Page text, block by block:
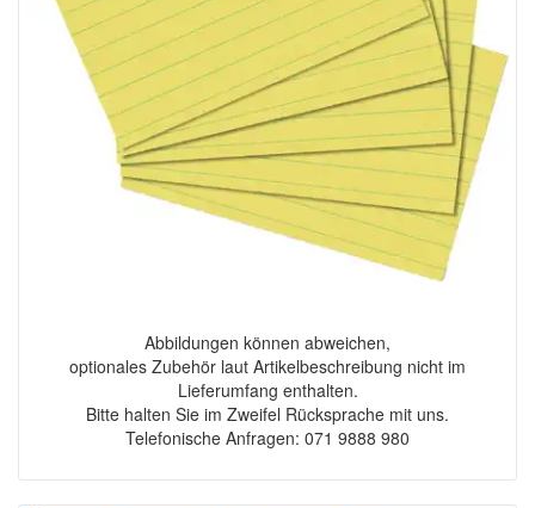
Abbildungen können abweichen,
optionales Zubehör laut Artikelbeschreibung nicht im
Lieferumfang enthalten.
Bitte halten Sie im Zweifel Rücksprache mit uns.
Telefonische Anfragen: 071 9888 980